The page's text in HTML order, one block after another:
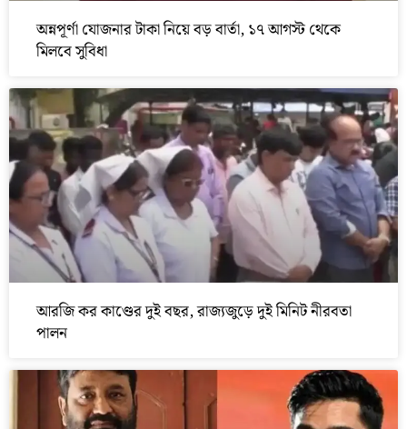
অন্নপূর্ণা যোজনার টাকা নিয়ে বড় বার্তা, ১৭ আগস্ট থেকে
মিলবে সুবিধা
আরজি কর কাণ্ডের দুই বছর, রাজ্যজুড়ে দুই মিনিট নীরবতা
পালন